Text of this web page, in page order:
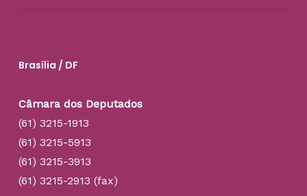
Brasília / DF
Câmara dos Deputados
(61) 3215-1913
(61) 3215-5913
(61) 3215-3913
(61) 3215-2913 (fax)